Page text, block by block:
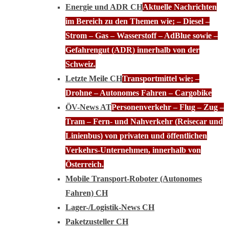
Energie und ADR CHAktuelle Nachrichten
im Bereich zu den Themen wie; – Diesel –
Strom – Gas – Wasserstoff – AdBlue sowie –
Gefahrengut (ADR) innerhalb von der
Schweiz.
Letzte Meile CHTransportmittel wie; –
Drohne – Autonomes Fahren – Cargobike
ÖV-News ATPersonenverkehr – Flug – Zug –
Tram – Fern- und Nahverkehr (Reisecar und
Linienbus) von privaten und öffentlichen
Verkehrs-Unternehmen, innerhalb von
Österreich.
Mobile Transport-Roboter (Autonomes
Fahren) CH
Lager-/Logistik-News CH
Paketzusteller CH